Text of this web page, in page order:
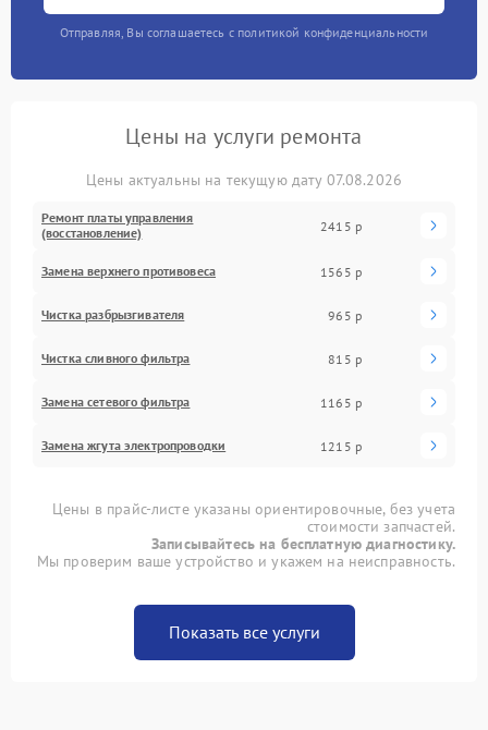
Отправляя, Вы соглашаетесь с политикой конфиденциальности
Цены на услуги ремонта
Цены актуальны на текущую дату 07.08.2026
Ремонт платы управления
(восстановление)
2415 р
Замена верхнего противовеса 1565 р
Чистка разбрызгивателя 965 р
Чистка сливного фильтра 815 р
Замена сетевого фильтра 1165 р
Замена жгута электропроводки 1215 р
Цены в прайс-листе указаны ориентировочные, без учета
стоимости запчастей.
Записывайтесь на бесплатную диагностику.
Мы проверим ваше устройство и укажем на неисправность.
Показать все услуги